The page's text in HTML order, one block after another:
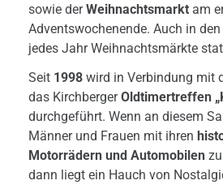
sowie derWeihnachtsmarkt am
Adventswochenende. Auch in
jedes Jahr Weihnachtsmärkte
Seit 1998 wird in Verbindung mit
das KirchbergerOldtimertreffen
durchgeführt. Wenn an diesem
Männer und Frauen mit ihren
Motorrädern und Automobilen
dann liegt ein Hauch von